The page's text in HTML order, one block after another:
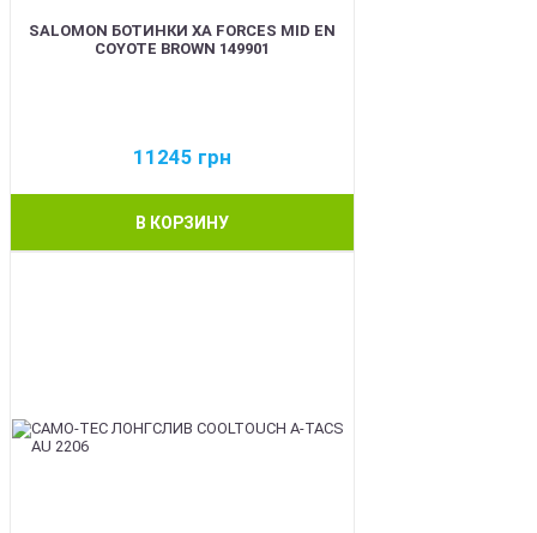
SALOMON БОТИНКИ XA FORCES MID EN
COYOTE BROWN 149901
11245 грн
В КОРЗИНУ